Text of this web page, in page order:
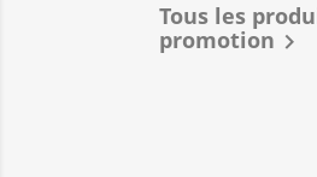
Tous les
promotion 